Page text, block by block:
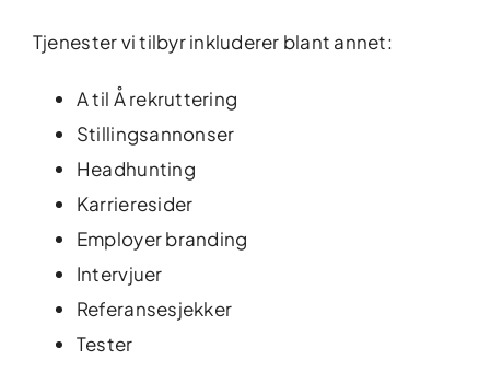
Tjenester vi tilbyr inkluderer blant annet:
A til Å rekruttering
Stillingsannonser
Headhunting
Karrieresider
Employer branding
Intervjuer
Referansesjekker
Tester